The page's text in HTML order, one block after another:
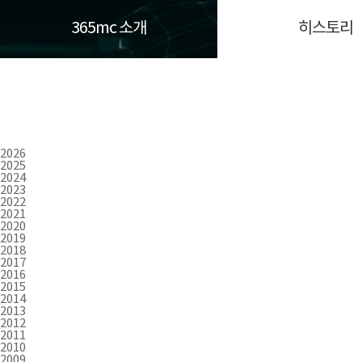
365mc 소개 히스토리
2026
2025
2024
2023
2022
2021
2020
2019
2018
2017
2016
2015
2014
2013
2012
2011
2010